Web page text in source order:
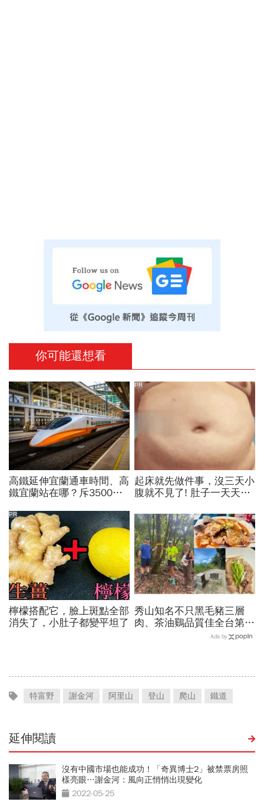
你可能還想看
高鐵延伸宜蘭通車時間、高
鐵宜蘭站在哪？斥3500億
卓揆：將擁4個90分鐘環島
網
起床就先做件事，沒三天小
腹就不見了! 肚子一天天變
PR
檸檬搭配它，臉上斑點全部
消失了，小肚子都變平坦了
PR
秀山知名不只黑毛豬三層
肉、茶油鷄品質佳全台第
一！謝金河站在拔刀爾山
Ads by
特富野 謝金河 阿里山 登山 爬山 鐵道
延伸閱讀
沒有中國市場也能成功！「奇異博士2」被禁票房照
樣亮眼…謝金河：風向正悄悄出現變化
2022-05-25